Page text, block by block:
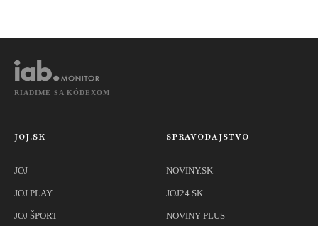
RIADIME SA KÓDEXOM
JOJ.SK
JOJ
JOJ PLAY
JOJ ŠPORT
SPRAVODAJSTVO
NOVINY.SK
JOJ24.SK
NOVINY PLUS